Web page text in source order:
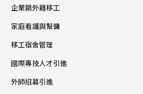
企業類外籍移工
家庭看護與幫傭
移工宿舍管理
國際專技人才引進
外師招募引進